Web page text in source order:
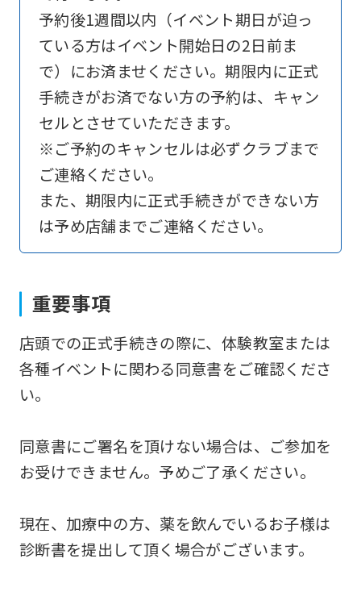
予約後1週間以内（イベント期日が迫っ
ている方はイベント開始日の2日前ま
で）にお済ませください。期限内に正式
手続きがお済でない方の予約は、キャン
セルとさせていただきます。
※ご予約のキャンセルは必ずクラブまで
ご連絡ください。
また、期限内に正式手続きができない方
は予め店舗までご連絡ください。
重要事項
店頭での正式手続きの際に、体験教室または
各種イベントに関わる同意書をご確認くださ
い。
同意書にご署名を頂けない場合は、ご参加を
お受けできません。予めご了承ください。
現在、加療中の方、薬を飲んでいるお子様は
診断書を提出して頂く場合がございます。
into
English.
Click
the
link
below
(start
automatic
translation)
to
top
page.
you
use
automatic
translation